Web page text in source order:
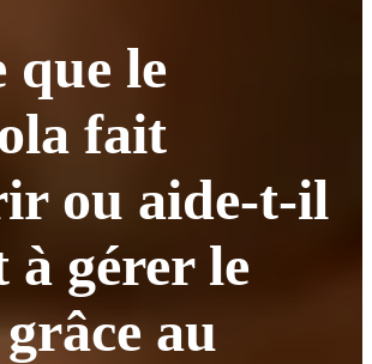
que le
fait
ou aide-t-il
gérer le
au